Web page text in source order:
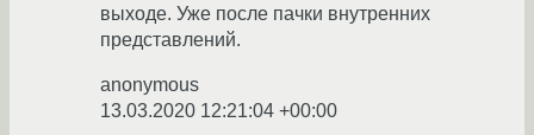
выходе. Уже после пачки внутренних
представлений.
anonymous
13.03.2020 12:21:04 +00:00